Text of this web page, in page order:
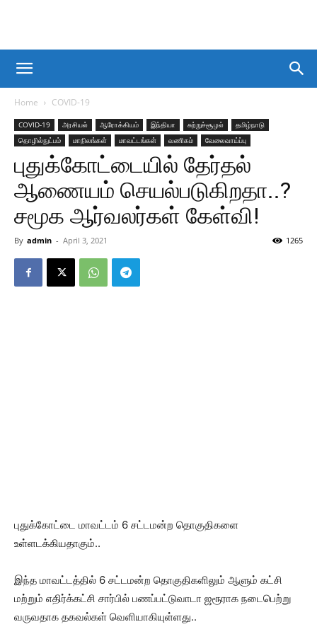
Home COVID-19
COVID-19 அரசியல் ஆரோக்கியம் இந்தியா சுற்றுச்சூழல்
தமிழ்நாடு
தொழில்நுட்பம்
மாநிலங்கள் மாவட்டங்கள் வணிகம் வேலைவாய்ப்பு
புதுக்கோட்டையில் தேர்தல்
ஆணையம் செயல்படுகிறதா..?
சமூக ஆர்வலர்கள் கேள்வி!
By admin - April 3, 2021 1265
புதுக்கோட்டை மாவட்டம் 6 சட்டமன்ற தொகுதிகளை
உள்ளடக்கியதாகும்..
இந்த மாவட்டத்தில் 6 சட்டமன்ற தொகுதிகளிலும் ஆளும் கட்சி
மற்றும் எதிர்க்கட்சி சார்பில் பணப்பட்டுவாடா ஜரூராக நடைபெற்று
வருவதாக தகவல்கள் வெளியாகியுள்ளது..